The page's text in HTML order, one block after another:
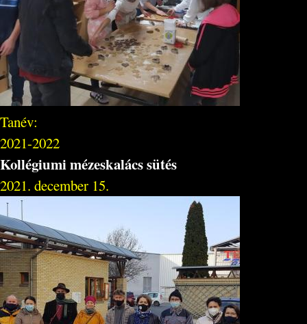
Tanév:
2021-2022
Kollégiumi mézeskalács sütés
2021. december 15.